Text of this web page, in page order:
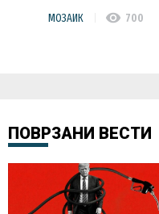
МОЗАИК visibility 700
ПОВРЗАНИ ВЕСТИ